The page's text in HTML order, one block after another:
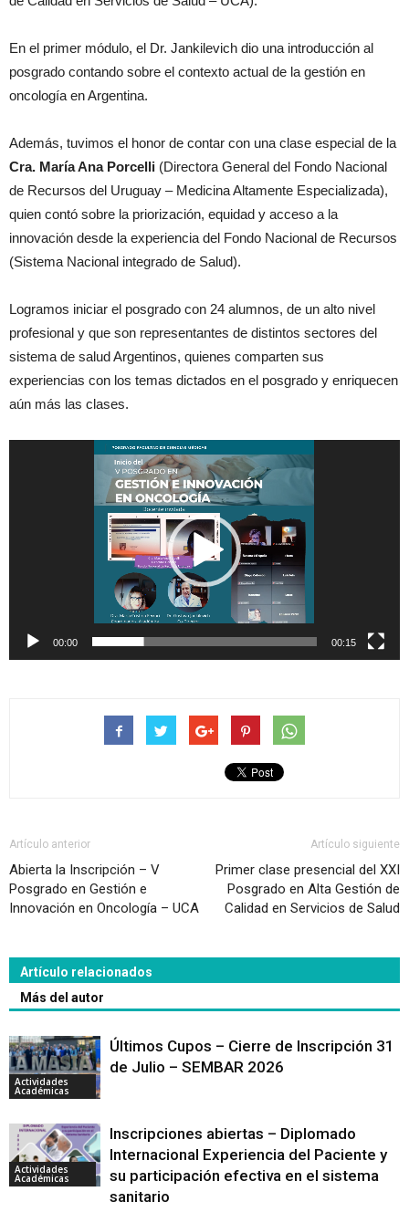
En el primer módulo, el Dr. Jankilevich dio una introducción al
posgrado contando sobre el contexto actual de la gestión en
oncología en Argentina.
Además, tuvimos el honor de contar con una clase especial de la
Cra. María Ana Porcelli (Directora General del Fondo Nacional
de Recursos del Uruguay – Medicina Altamente Especializada),
quien contó sobre la priorización, equidad y acceso a la
innovación desde la experiencia del Fondo Nacional de Recursos
(Sistema Nacional integrado de Salud).
Logramos iniciar el posgrado con 24 alumnos, de un alto nivel
profesional y que son representantes de distintos sectores del
sistema de salud Argentinos, quienes comparten sus
experiencias con los temas dictados en el posgrado y enriquecen
aún más las clases.
00:00 00:15
Artículo anterior
Abierta la Inscripción – V
Posgrado en Gestión e
Innovación en Oncología – UCA
Artículo siguiente
Primer clase presencial del XXI
Posgrado en Alta Gestión de
Calidad en Servicios de Salud
Artículo relacionados
Más del autor
Actividades
Académicas
Últimos Cupos – Cierre de Inscripción 31
de Julio – SEMBAR 2026
Actividades
Académicas
Inscripciones abiertas – Diplomado
Internacional Experiencia del Paciente y
su participación efectiva en el sistema
sanitario